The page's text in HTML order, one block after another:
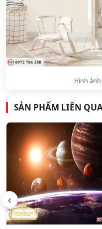
Hình
SẢN PHẨM LIÊN
‹